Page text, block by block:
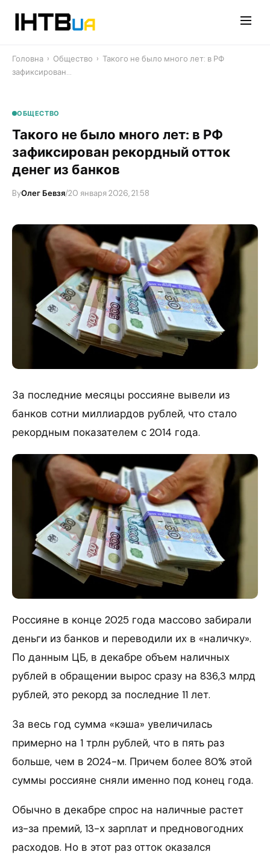
Головна › Общество › Такого не было много лет: в РФ
зафиксирован…
ОБЩЕСТВО
Такого не было много лет: в РФ
зафиксирован рекордный отток
денег из банков
ByОлег Бевзя/20 января 2026, 21:58
За последние месяцы россияне вывели из
банков сотни миллиардов рублей, что стало
рекордным показателем с 2014 года.
Россияне в конце 2025 года массово забирали
деньги из банков и переводили их в «наличку».
По данным ЦБ, в декабре объем наличных
рублей в обращении вырос сразу на 836,3 млрд
рублей, это рекорд за последние 11 лет.
За весь год сумма «кэша» увеличилась
примерно на 1 трлн рублей, что в пять раз
больше, чем в 2024-м. Причем более 80% этой
суммы россияне сняли именно под конец года.
Обычно в декабре спрос на наличные растет
из-за премий, 13-х зарплат и предновогодних
расходов. Но в этот раз отток оказался